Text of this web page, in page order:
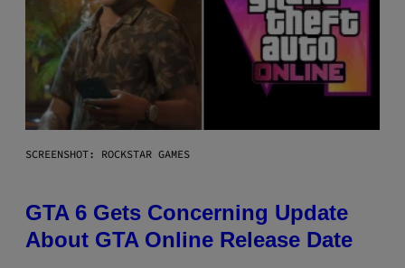
SCREENSHOT: ROCKSTAR GAMES
GTA 6 Gets Concerning Update
About GTA Online Release Date